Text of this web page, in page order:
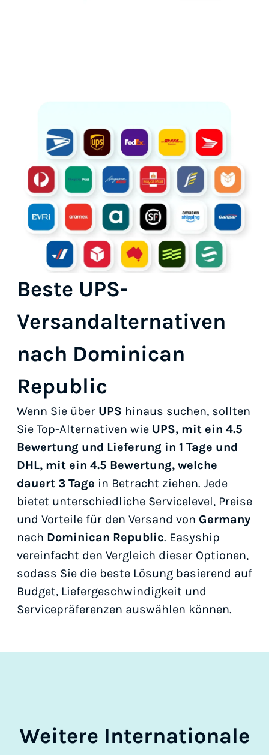
Beste UPS-
Versandalternativen
nach Dominican
Republic
Wenn Sie über UPS hinaus suchen, sollten
Sie Top-Alternativen wie UPS, mit ein 4.5
Bewertung und Lieferung in 1 Tage und
DHL, mit ein 4.5 Bewertung, welche
dauert 3 Tage in Betracht ziehen. Jede
bietet unterschiedliche Servicelevel, Preise
und Vorteile für den Versand von Germany
nach Dominican Republic. Easyship
vereinfacht den Vergleich dieser Optionen,
sodass Sie die beste Lösung basierend auf
Budget, Liefergeschwindigkeit und
Servicepräferenzen auswählen können.
Weitere Internationale